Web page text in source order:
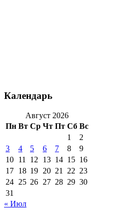
Календарь
Август 2026
Пн Вт Ср Чт Пт Сб Вс
1
2
3
4 5 6 7 8
9
10 11 12 13 14 15 16
17 18 19 20 21 22 23
24 25 26 27 28 29 30
31
« Июл